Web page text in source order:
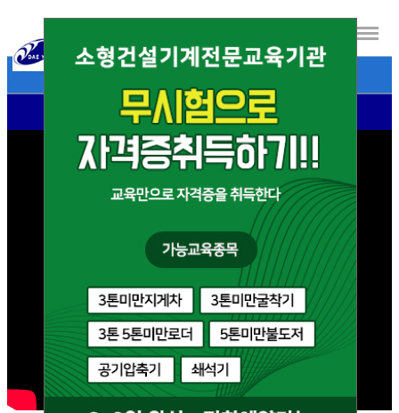
- 대영자동차운전전문학원 소개영상 -